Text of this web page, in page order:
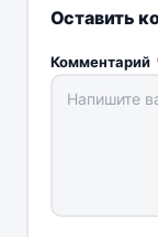
Оставить
Комментарий